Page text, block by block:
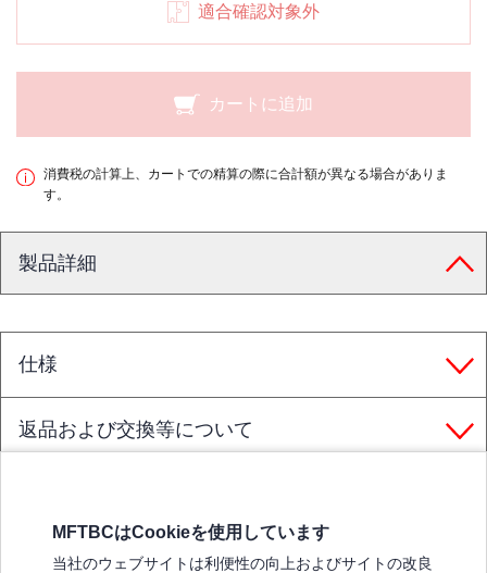
適合確認対象外
カートに追加
消費税の計算上、カートでの精算の際に合計額が異なる場合がありま
す。
製品詳細
仕様
返品および交換等について
MFTBCはCookieを使用しています
当社のウェブサイトは利便性の向上およびサイトの改良